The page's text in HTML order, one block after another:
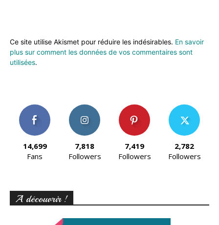
Ce site utilise Akismet pour réduire les indésirables. En savoir
plus sur comment les données de vos commentaires sont
utilisées.
14,699
Fans
7,818
Followers
7,419
Followers
2,782
Followers
A découvrir !